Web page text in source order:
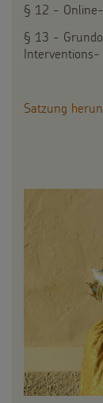
Zinsen
FAQ
Werde
Suche
Suchbegriff
§ 12 -
§ 13 -
Interventions-
Satzung